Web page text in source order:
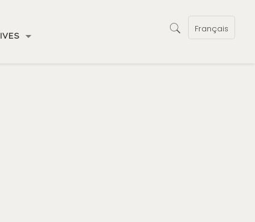
Français